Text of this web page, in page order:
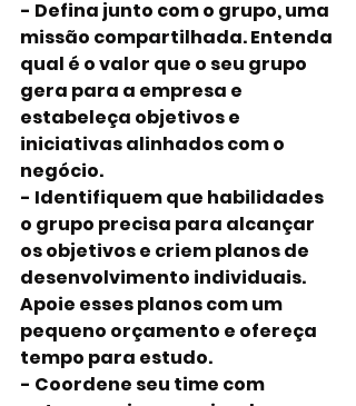
- Defina junto com o grupo, uma
missão compartilhada. Entenda
qual é o valor que o seu grupo
gera para a empresa e
estabeleça objetivos e
iniciativas alinhados com o
negócio.
- Identifiquem que habilidades
o grupo precisa para alcançar
os objetivos e criem planos de
desenvolvimento individuais.
Apoie esses planos com um
pequeno orçamento e ofereça
tempo para estudo.
- Coordene seu time com